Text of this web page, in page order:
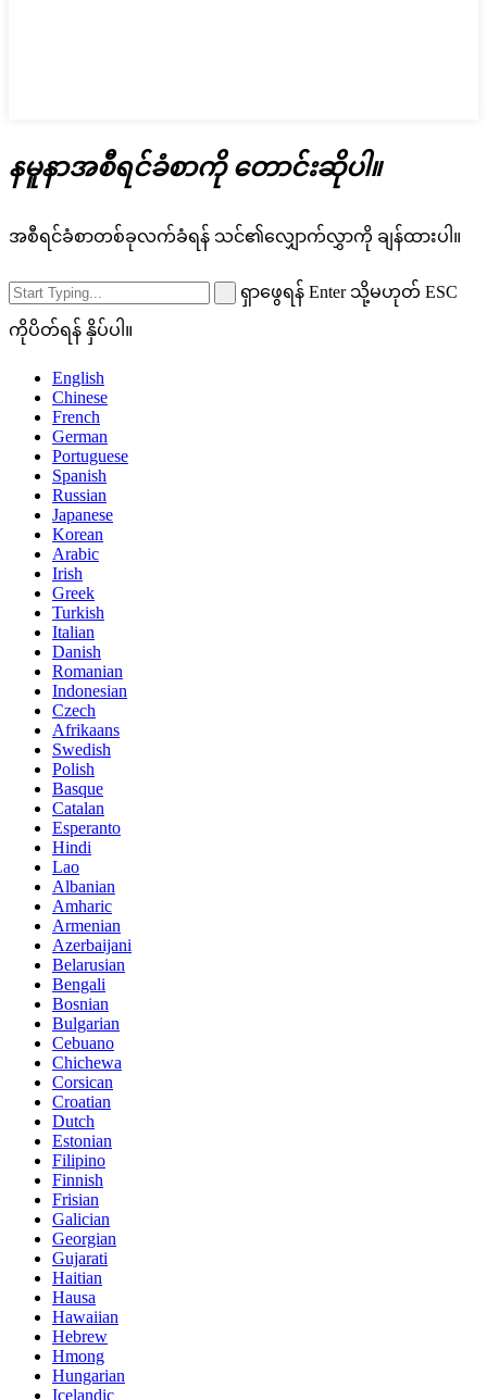
နမူနာအစီရင်ခံစာကို တောင်းဆိုပါ။
အစီရင်ခံစာတစ်ခုလက်ခံရန် သင်၏လျှောက်လွှာကို ချန်ထားပါ။
ရှာဖွေရန် Enter သို့မဟုတ် ESC
ကိုပိတ်ရန် နှိပ်ပါ။
English
Chinese
French
German
Portuguese
Spanish
Russian
Japanese
Korean
Arabic
Irish
Greek
Turkish
Italian
Danish
Romanian
Indonesian
Czech
Afrikaans
Swedish
Polish
Basque
Catalan
Esperanto
Hindi
Lao
Albanian
Amharic
Armenian
Azerbaijani
Belarusian
Bengali
Bosnian
Bulgarian
Cebuano
Chichewa
Corsican
Croatian
Dutch
Estonian
Filipino
Finnish
Frisian
Galician
Georgian
Gujarati
Haitian
Hausa
Hawaiian
Hebrew
Hmong
Hungarian
Icelandic